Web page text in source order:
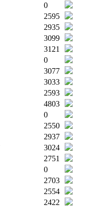
0
2595
2935
3099
3121
0
3077
3033
2593
4803
0
2550
2937
3024
2751
0
2703
2554
2422